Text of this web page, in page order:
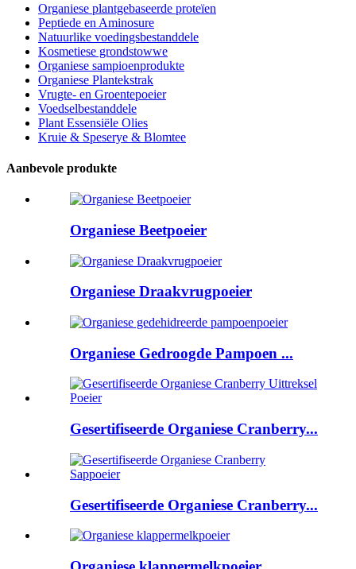
Organiese plantgebaseerde proteïen
Peptiede en Aminosure
Natuurlike voedingsbestanddele
Kosmetiese grondstowwe
Organiese sampioenprodukte
Organiese Plantekstrak
Vrugte- en Groentepoeier
Voedselbestanddele
Plant Essensiële Olies
Kruie & Speserye & Blomtee
Aanbevole produkte
Organiese Beetpoeier
Organiese Draakvrugpoeier
Organiese Gedroogde Pampoen ...
Gesertifiseerde Organiese Cranberry...
Gesertifiseerde Organiese Cranberry...